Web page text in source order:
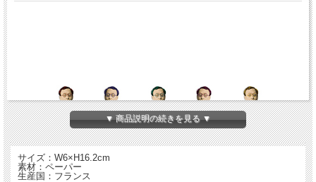
▼ 商品説明の続きを見る ▼
サイズ：W6×H16.2cm
素材：ペーパー
生産国：フランス